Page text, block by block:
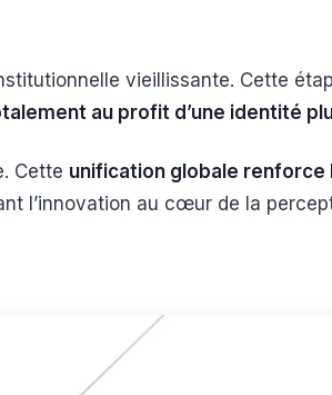
vieillissante. Cette
au profit d’une identité
Cette unification globale renforce
l’innovation au cœur de la